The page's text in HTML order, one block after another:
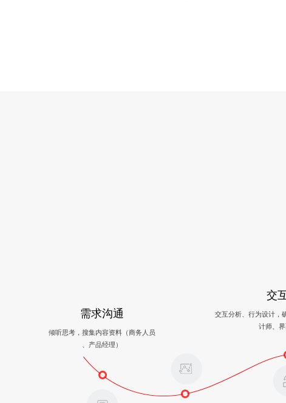
需求沟通
倾听思考，搜集内容资料（商务人员
、产品经理）
交
交互分析、行为设计，
计师、界